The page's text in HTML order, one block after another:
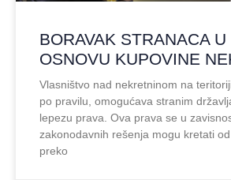
BORAVAK STRANACA
OSNOVU KUPOVINE
Vlasništvo nad nekretninom na
po pravilu, omogućava stranim
lepezu prava. Ova prava se u
zakonodavnih rešenja mogu kretati od
preko